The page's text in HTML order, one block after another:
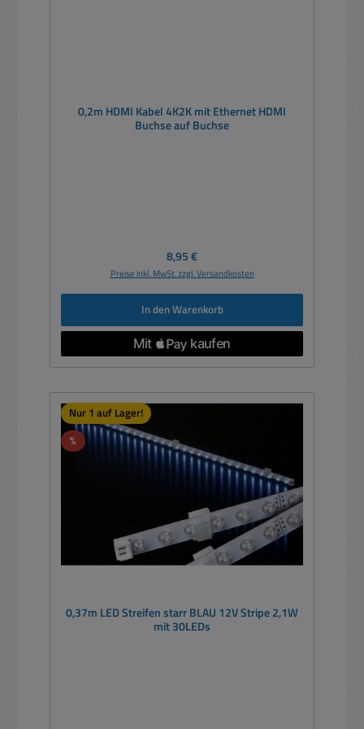
0,2m HDMI Kabel 4K2K mit Ethernet HDMI
Buchse auf Buchse
Regulärer Preis:
8,95 €
Preise inkl. MwSt. zzgl. Versandkosten
In den Warenkorb
Nur 1 auf Lager!
%Rabatt
0,37m LED Streifen starr BLAU 12V Stripe 2,1W
mit 30LEDs